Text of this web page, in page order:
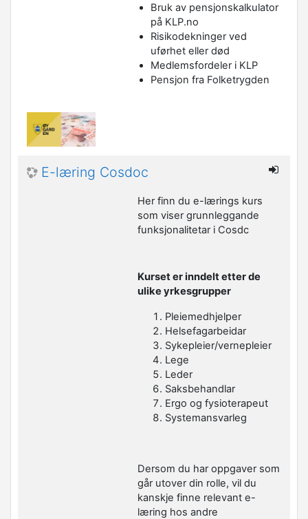
Bruk av pensjonskalkulator
på KLP.no
Risikodekninger ved
uførhet eller død
Medlemsfordeler i KLP
Pensjon fra Folketrygden
E-læring Cosdoc
Her finn du e-lærings kurs
som viser grunnleggande
funksjonalitetar i Cosdc
Kurset er inndelt etter de
ulike yrkesgrupper
Pleiemedhjelper
Helsefagarbeidar
Sykepleier/vernepleier
Lege
Leder
Saksbehandlar
Ergo og fysioterapeut
Systemansvarleg
Dersom du har oppgaver som
går utover din rolle, vil du
kanskje finne relevant e-
læring hos andre